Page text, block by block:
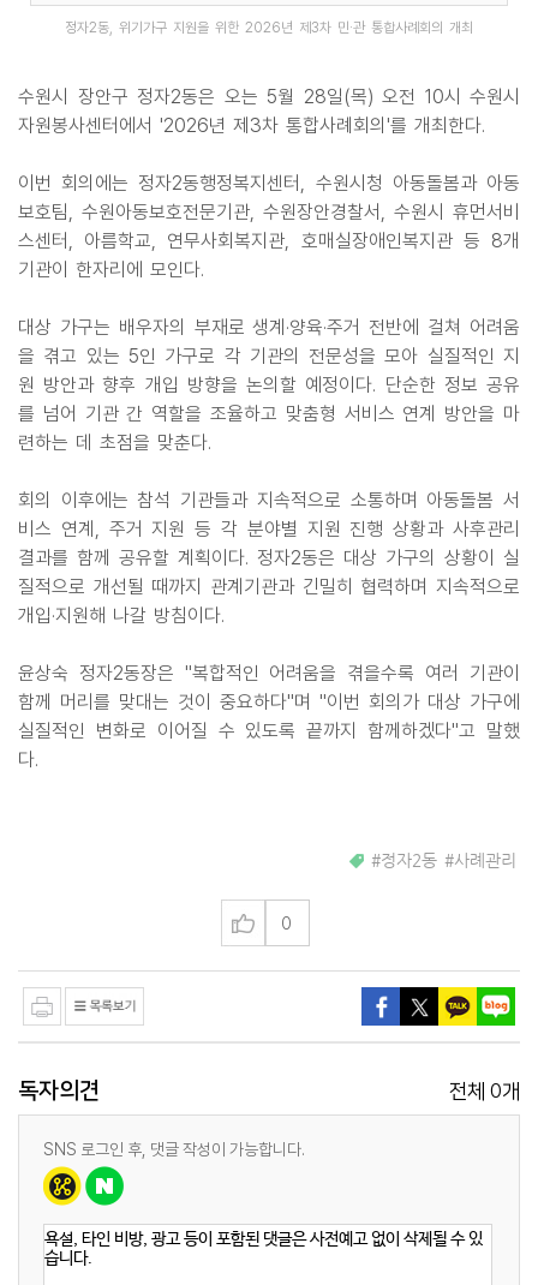
정자2동, 위기가구 지원을 위한 2026년 제3차 민·관 통합사례회의 개최
수원시 장안구 정자2동은 오는 5월 28일(목) 오전 10시 수원시
자원봉사센터에서 '2026년 제3차 통합사례회의'를 개최한다.
이번 회의에는 정자2동행정복지센터, 수원시청 아동돌봄과 아동
보호팀, 수원아동보호전문기관, 수원장안경찰서, 수원시 휴먼서비
스센터, 아름학교, 연무사회복지관, 호매실장애인복지관 등 8개
기관이 한자리에 모인다.
대상 가구는 배우자의 부재로 생계·양육·주거 전반에 걸쳐 어려움
을 겪고 있는 5인 가구로 각 기관의 전문성을 모아 실질적인 지
원 방안과 향후 개입 방향을 논의할 예정이다. 단순한 정보 공유
를 넘어 기관 간 역할을 조율하고 맞춤형 서비스 연계 방안을 마
련하는 데 초점을 맞춘다.
회의 이후에는 참석 기관들과 지속적으로 소통하며 아동돌봄 서
비스 연계, 주거 지원 등 각 분야별 지원 진행 상황과 사후관리
결과를 함께 공유할 계획이다. 정자2동은 대상 가구의 상황이 실
질적으로 개선될 때까지 관계기관과 긴밀히 협력하며 지속적으로
개입·지원해 나갈 방침이다.
윤상숙 정자2동장은 "복합적인 어려움을 겪을수록 여러 기관이
함께 머리를 맞대는 것이 중요하다"며 "이번 회의가 대상 가구에
실질적인 변화로 이어질 수 있도록 끝까지 함께하겠다"고 말했
다.
#정자2동 #사례관리
0
독자의견 전체 0개
SNS 로그인 후, 댓글 작성이 가능합니다.